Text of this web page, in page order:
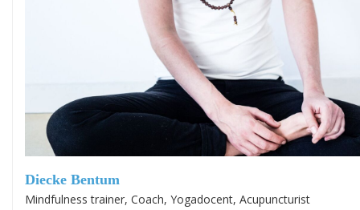
Diecke Bentum
Mindfulness trainer, Coach, Yogadocent, Acupuncturist